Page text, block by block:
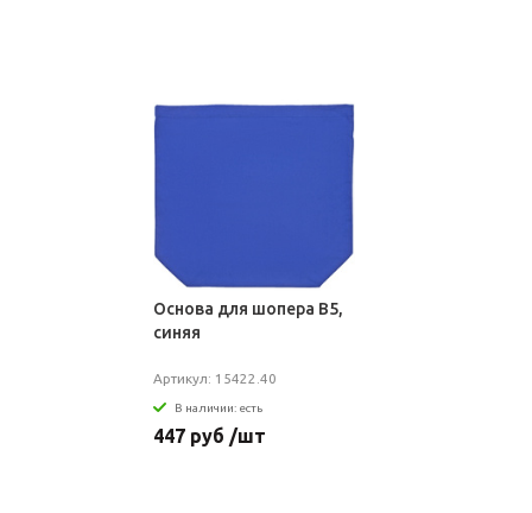
Основа для шопера B5,
синяя
Артикул: 15422.40
В наличии: есть
447 руб /шт